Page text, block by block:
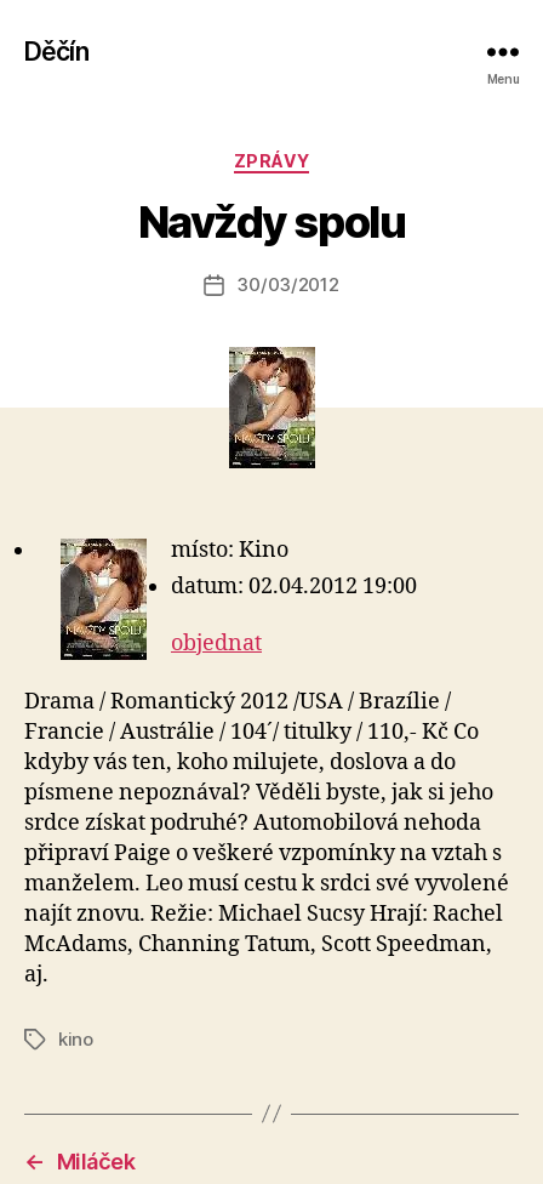
Děčín
Menu
Rubriky
ZPRÁVY
Navždy spolu
Autor
příspěvku
o
a
Datum
30/03/2012
místo: Kino
datum: 02.04.2012 19:00
objednat
Drama / Romantický 2012 /USA / Brazílie /
Francie / Austrálie / 104´/ titulky / 110,- Kč Co
kdyby vás ten, koho milujete, doslova a do
písmene nepoznával? Věděli byste, jak si jeho
srdce získat podruhé? Automobilová nehoda
připraví Paige o veškeré vzpomínky na vztah s
manželem. Leo musí cestu k srdci své vyvolené
najít znovu. Režie: Michael Sucsy Hrají: Rachel
McAdams, Channing Tatum, Scott Speedman,
aj.
Štítkykino
←
Miláček